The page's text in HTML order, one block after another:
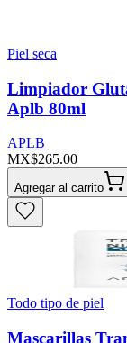
Piel seca
Limpiador
Aplb 80ml
APLB
MX$265.00
Agregar al carrito
Todo tipo de piel
Mascarillas